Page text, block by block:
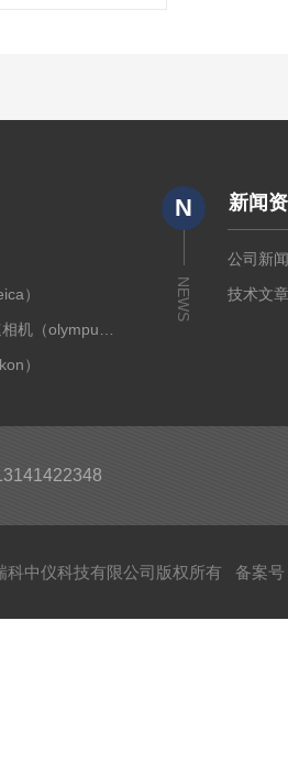
）
）
N
NEWS
新闻
公司新
技术文
科中仪科技有限公司版权所有 备案号